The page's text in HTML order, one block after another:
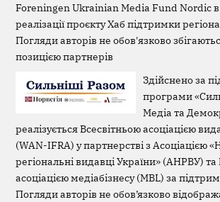
Foreningen Ukrainian Media Fund Nordic
реалізації проєкту Хаб підтримки
Погляди авторів не обов'язково
позицією партнерів
Здійснено за
програми
Медіа та
реалізується Всесвітньою асоціацією
(WAN-IFRA) у партнерстві з Асоціацією
регіональні видавці України» (АНРВУ)
асоціацією медіабізнесу (MBL) за
Погляди авторів не обов’язково